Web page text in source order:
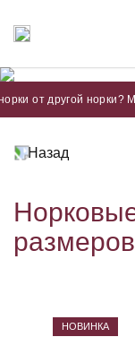
другой норки? Мех
Назад
размеров
НОВИНКА